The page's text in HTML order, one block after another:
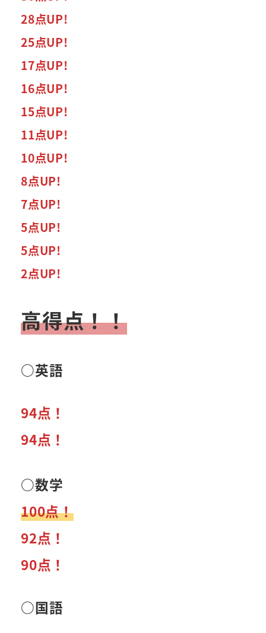
28点UP!
25点UP!
17点UP!
16点UP!
15点UP!
11点UP!
10点UP!
8点UP!
7点UP!
5点UP!
5点UP!
2点UP!
高得点！！
○英語
94点！
94点！
○数学
100点！
92点！
90点！
○国語